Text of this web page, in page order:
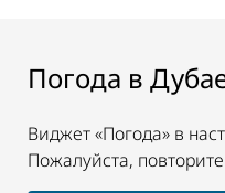
Погода в
Виджет «Погода» в
Пожалуйста,